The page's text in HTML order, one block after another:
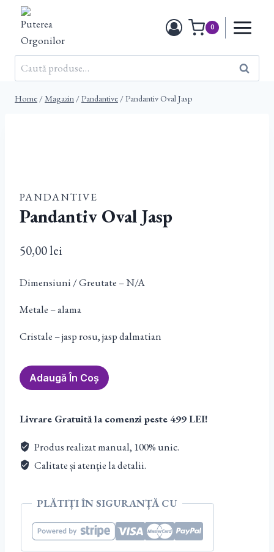
content
0
Caută
după:
Caută
Home / Magazin /Pandantive /Pandantiv Oval Jasp
PANDANTIVE
Pandantiv Oval Jasp
50,00lei
Dimensiuni / Greutate – N/A
Metale – alama
Cristale – jasp rosu, jasp dalmatian
Cantitate
Pandantiv
Jasp
Adaugă În Coș
Livrare Gratuită la comenzi peste 499 LEI!
Produs realizat manual, 100% unic.
Calitate și atenție la detalii.
PLĂTIȚI ÎN SIGURANȚĂ CU